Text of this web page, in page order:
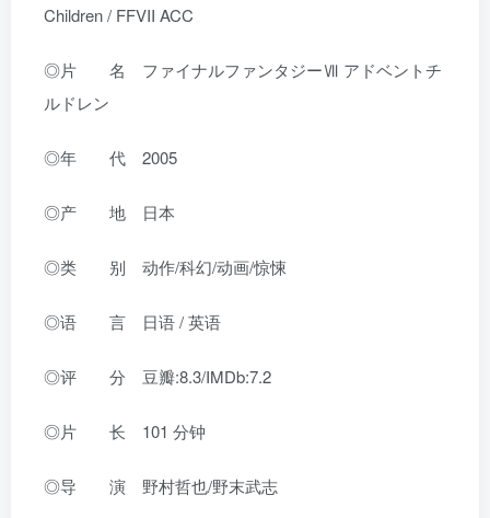
Children / FFVII ACC
◎片 名 ファイナルファンタジーⅦ アドベントチ
ルドレン
◎年 代 2005
◎产 地 日本
◎类 别 动作/科幻/动画/惊悚
◎语 言 日语 / 英语
◎评 分 豆瓣:8.3/IMDb:7.2
◎片 长 101 分钟
◎导 演 野村哲也/野末武志